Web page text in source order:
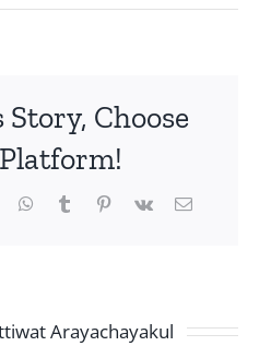
Choose
Arayachayakul